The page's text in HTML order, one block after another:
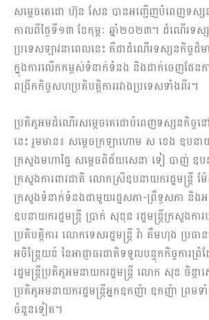
សម្តេចតេជោ ហ៊ុន សែន បានអញ្ជើញបំពេញទស្ស
កាលពីថ្ងៃទី១៣ ខែកុម្ភៈ ឆ្នាំ២០២៣។ ដំណើរទស្
ប្រទេសឡាវនាពេលនេះ គឺជាដំណើរ​ទស្សន​កិច្ច​​​​ដ៏
ក្នុងការលើកកម្ពស់ទំនាក់ទំនង និងដាក់ចេញផែន
ពង្រីក​កិច្ចសហប្រតិបត្តិការរវាងប្រទេសទាំងពីរ។
ប្រតិភូអមដំណើរសម្តេចតេជោបំពេញទស្សនកិច្ចន
នេះ រួមមាន៖ សម្តេចក្រឡាហោម ស ខេង ឧបនាយករ
ក្រសួងមហាផ្ទៃ សម្តេចពិជ័យ​សេនា ទៀ បាញ់​ ឧបនា
ក្រសួងការពារជាតិ លោកស្រីឧបនាយក​រដ្ឋមន្ត្រី ម៉
ក្រសួងទំនាក់ទំនងជាមួយរដ្ឋសភា-ព្រឹទ្ធសភា និង
ឧបនាយករដ្ឋមន្ត្រី ប្រាក់ សុខុន រដ្ឋមន្ត្រីក្រសួង
ប្រតិបត្តិការ លោកទេសរដ្ឋមន្ត្រី វ៉ា គឹមហុង ប្រធាន
អចិន្ត្រៃយន៍ នៃអាជ្ញាធរជាតិ​ទទួល​បន្ទុកកិច្ចការព្
រដ្ឋមន្ត្រីប្រតិភូអមនាយករដ្ឋមន្ត្រី លោក សុខ ចិន្តា​ស
ប្រតិភូអមនាយករដ្ឋមន្ត្រីអ្នកឧកញ៉ា ឧកញ៉ា ព្រមទ
ចំនួនទៀត។